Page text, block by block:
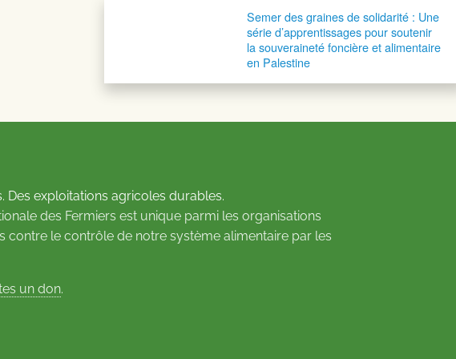
Semer des graines de solidarité : Une
série d’apprentissages pour soutenir
la souveraineté foncière et alimentaire
en Palestine
Des exploitations agricoles durables.
des Fermiers est unique parmi les organisations
contre le contrôle de notre système alimentaire par les
un don.